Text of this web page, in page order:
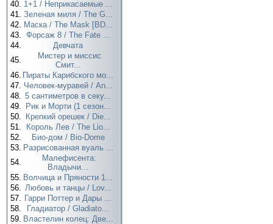
40. 1+1 / Неприкасаемые ...
41. Зеленая миля / The G...
42. Маска / The Mask [BD...
43. Форсаж 8 / The Fate ...
44.
Девчата
45.
Мистер и миссис
Смит...
46. Пираты Карибского мо...
47. Человек-муравей / An...
48. 5 сантиметров в секу...
49.
Рик и Морти (1 сезон...
50.
Крепкий орешек / Die...
51.
Король Лев / The Lio...
52.
Био-дом / Bio-Dome
53. Разрисованная вуаль ...
54.
Малефисента:
Владычи...
55. Волчица и Пряности 1...
56. Любовь и танцы / Lov...
57. Гарри Поттер и Дары ...
58.
Гладиатор / Gladiato...
59. Властелин колец: Две...